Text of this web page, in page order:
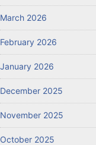
March 2026
February 2026
January 2026
December 2025
November 2025
October 2025